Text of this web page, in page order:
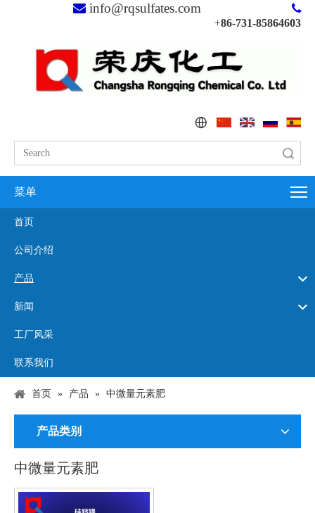
 info@rqsulfates.com 
+86-731-85864603
菜单
首页
公司介绍
产品
新闻
工厂风采
联系我们
首页 » 产品 » 中微量元素肥
产品类别
中微量元素肥